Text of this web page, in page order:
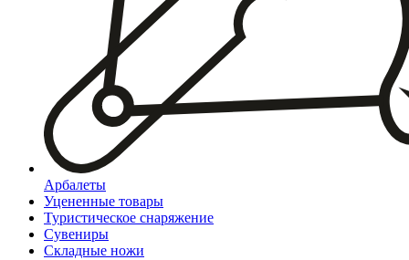
Арбалеты
Уцененные товары
Туристическое снаряжение
Сувениры
Складные ножи